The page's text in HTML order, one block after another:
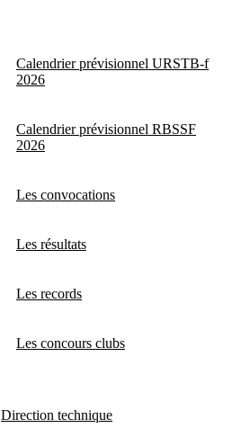
Calendrier prévisionnel URSTB-f
2026
Calendrier prévisionnel RBSSF
2026
Les convocations
Les résultats
Les records
Les concours clubs
Direction technique